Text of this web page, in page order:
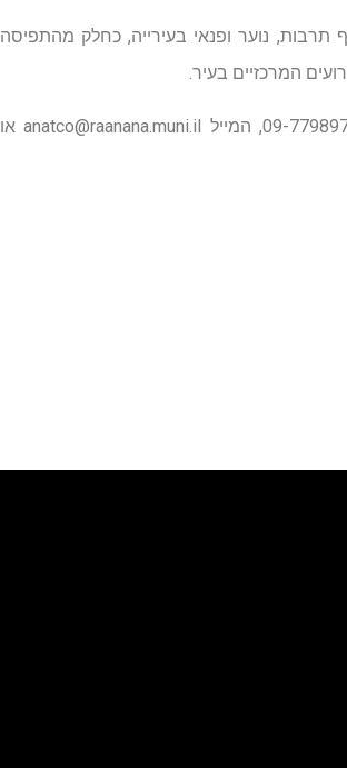
נוער ופנאי בעירייה, כחלק מהתפיסה
המרכזיים בעיר.
anatco@raanana.muni.ilאו